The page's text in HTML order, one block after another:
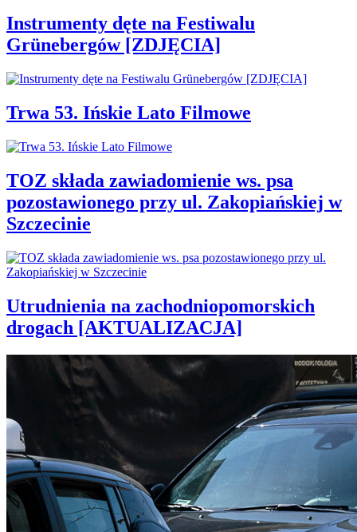
Instrumenty dęte na Festiwalu
Grünebergów [ZDJĘCIA]
Trwa 53. Ińskie Lato Filmowe
TOZ składa zawiadomienie ws. psa
pozostawionego przy ul. Zakopiańskiej w
Szczecinie
Utrudnienia na zachodniopomorskich
drogach [AKTUALIZACJA]